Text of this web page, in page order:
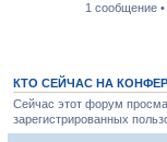
1 сообщение
КТО СЕЙЧАС НА
Сейчас этот форум
зарегистрированных